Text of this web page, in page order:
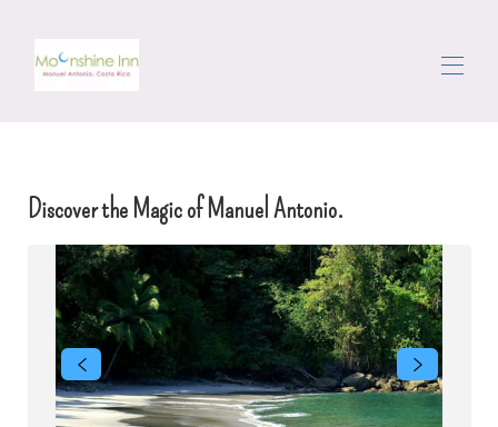
Rezervujte si dovolenkové prenájmy
Oblasť
Getting Around
Concierge
Recenzie
Kontaktuj nás
Discover the Magic of Manuel Antonio.